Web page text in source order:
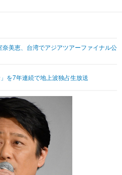
その他
奈美恵、台湾でアジアツアーファイナル公
を7年連続で地上波独占生放送